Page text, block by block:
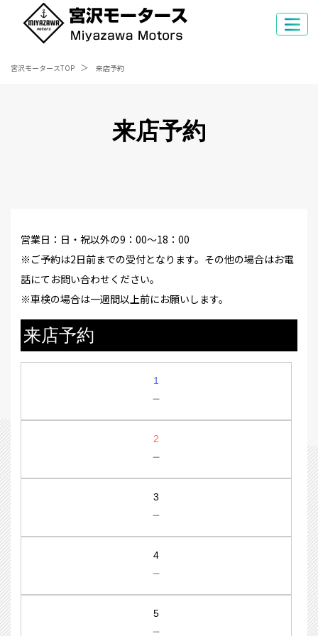
宮沢モータースTOP 来店予約
来店予約
営業日：日・祝以外の9：00～18：00
※ご予約は2日前までの受付となります。その他の場合はお電
話にてお問い合わせください。
※車検の場合は一週間以上前にお願いします。
来店予約
1
－
2
－
3
－
4
－
5
－